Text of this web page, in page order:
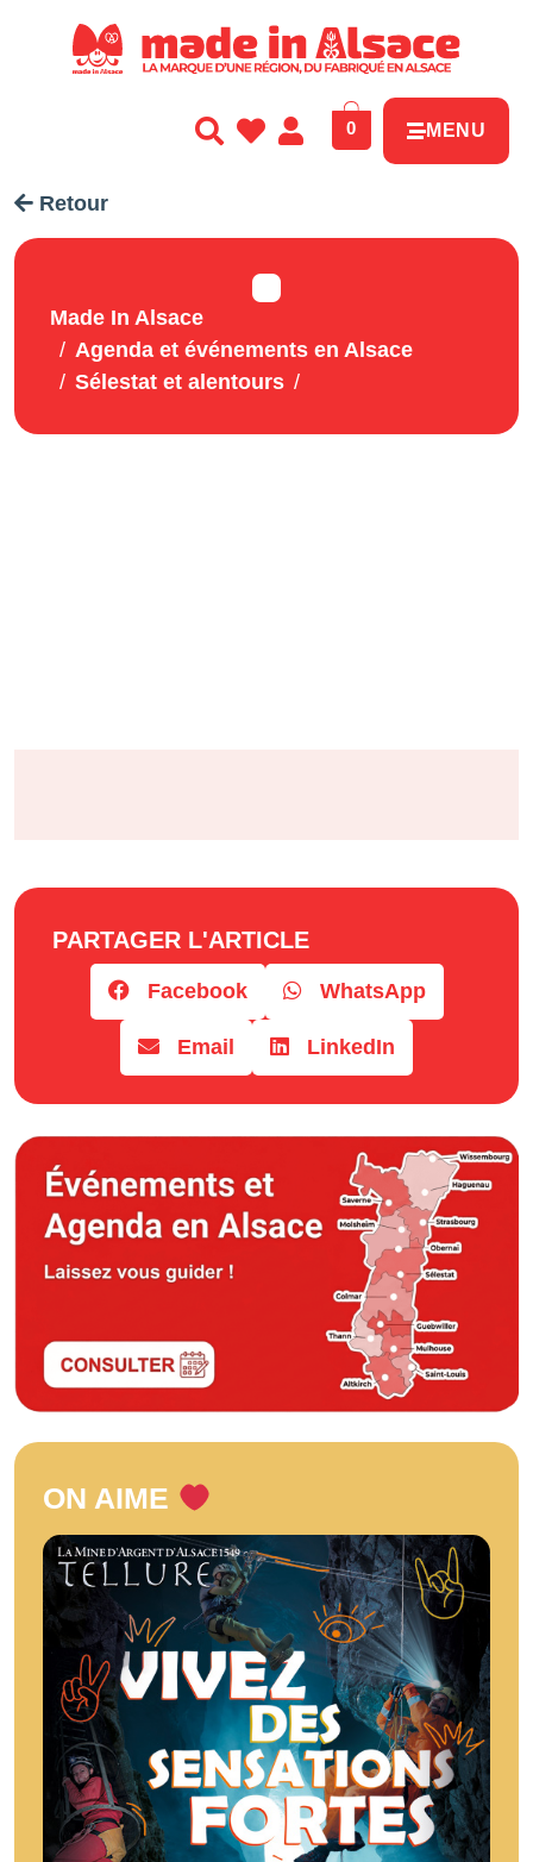
0 MENU
Retour
Made In Alsace
Agenda et événements en Alsace
Sélestat et alentours
PARTAGER L'ARTICLE
Facebook WhatsApp
Email LinkedIn
ON AIME